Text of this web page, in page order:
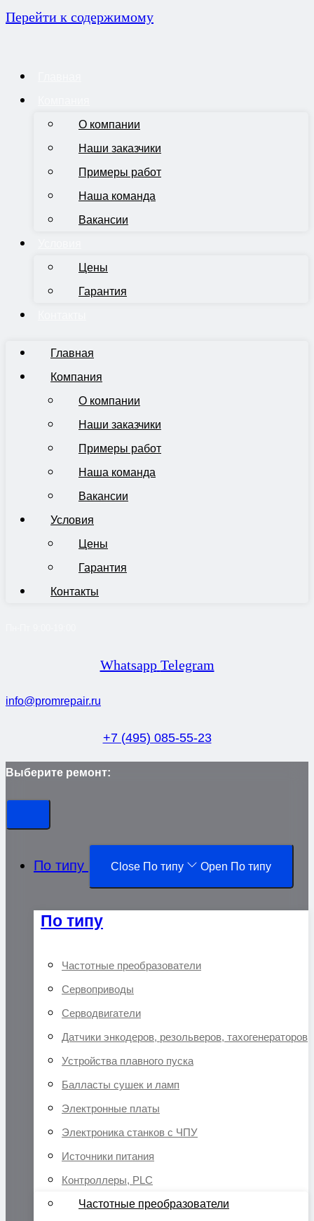
Перейти к содержимому
О компании
Наши заказчики
Примеры работ
Наша команда
Вакансии
Цены
Гарантия
Главная
Компания
О компании
Наши заказчики
Примеры работ
Наша команда
Вакансии
Условия
Цены
Гарантия
Контакты
Whatsapp Telegram
info@promrepair.ru
+7 (495) 085-55-23
Выберите ремонт:
По типу Close По типу Open По типу
По типу
Частотные преобразователи
Сервоприводы
Серводвигатели
Датчики энкодеров, резольверов, тахогенераторов
Устройства плавного пуска
Балласты сушек и ламп
Электронные платы
Электроника станков с ЧПУ
Источники питания
Контроллеры, PLC
Частотные преобразователи